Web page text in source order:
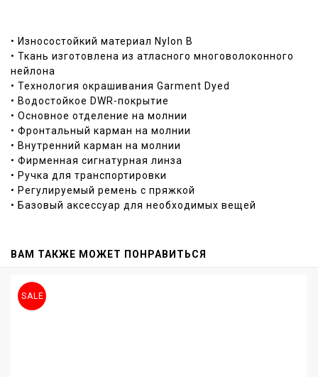
• Износостойкий материал Nylon B
• Ткань изготовлена из атласного многоволоконного
нейлона
• Технология окрашивания Garment Dyed
• Водостойкое DWR-покрытие
• Основное отделение на молнии
• Фронтальный карман на молнии
• Внутренний карман на молнии
• Фирменная сигнатурная линза
• Ручка для транспортировки
• Регулируемый ремень с пряжкой
• Базовый аксессуар для необходимых вещей
ВАМ ТАКЖЕ МОЖЕТ ПОНРАВИТЬСЯ
SALE